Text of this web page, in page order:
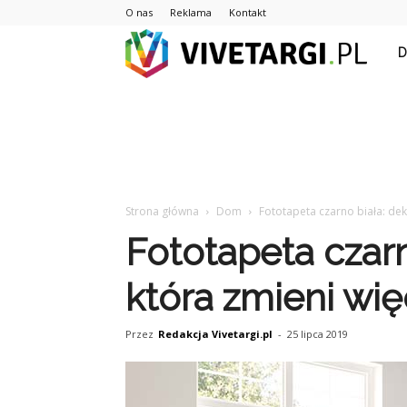
O nas Reklama Kontakt
Strona główna Dom Fototapeta czarno biała:
Fototapeta
która zmieni
Przez Redakcja Vivetargi.pl - 25 lipca 2019